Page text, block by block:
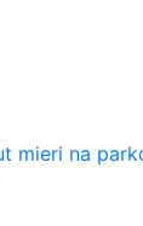
mieri na